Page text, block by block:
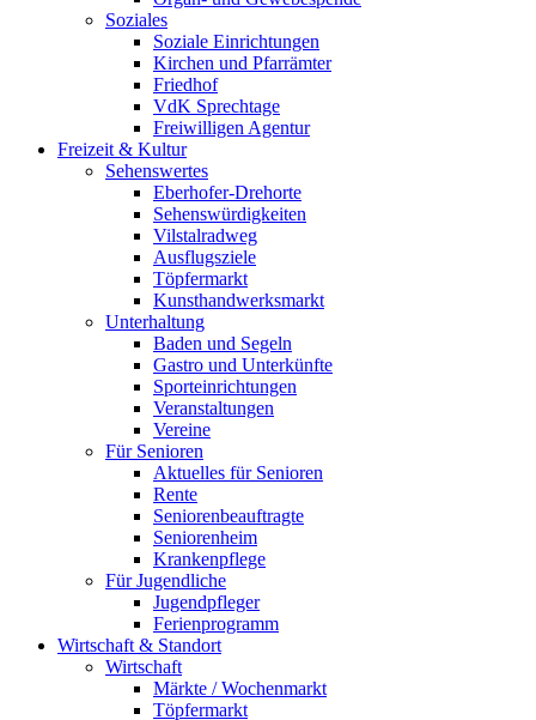
Soziales
Soziale Einrichtungen
Kirchen und Pfarrämter
Friedhof
VdK Sprechtage
Freiwilligen Agentur
Freizeit & Kultur
Sehenswertes
Eberhofer-Drehorte
Sehenswürdigkeiten
Vilstalradweg
Ausflugsziele
Töpfermarkt
Kunsthandwerksmarkt
Unterhaltung
Baden und Segeln
Gastro und Unterkünfte
Sporteinrichtungen
Veranstaltungen
Vereine
Für Senioren
Aktuelles für Senioren
Rente
Seniorenbeauftragte
Seniorenheim
Krankenpflege
Für Jugendliche
Jugendpfleger
Ferienprogramm
Wirtschaft & Standort
Wirtschaft
Märkte / Wochenmarkt
Töpfermarkt